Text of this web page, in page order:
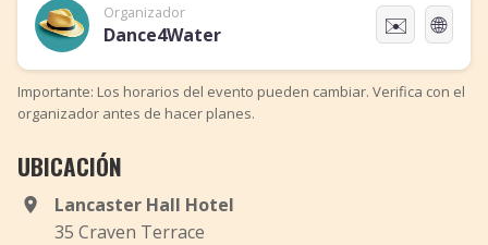
Organizador
Dance4Water ✉️ 🌐
Importante: Los horarios del evento pueden cambiar. Verifica con el
organizador antes de hacer planes.
UBICACIÓN
Lancaster Hall Hotel
35 Craven Terrace